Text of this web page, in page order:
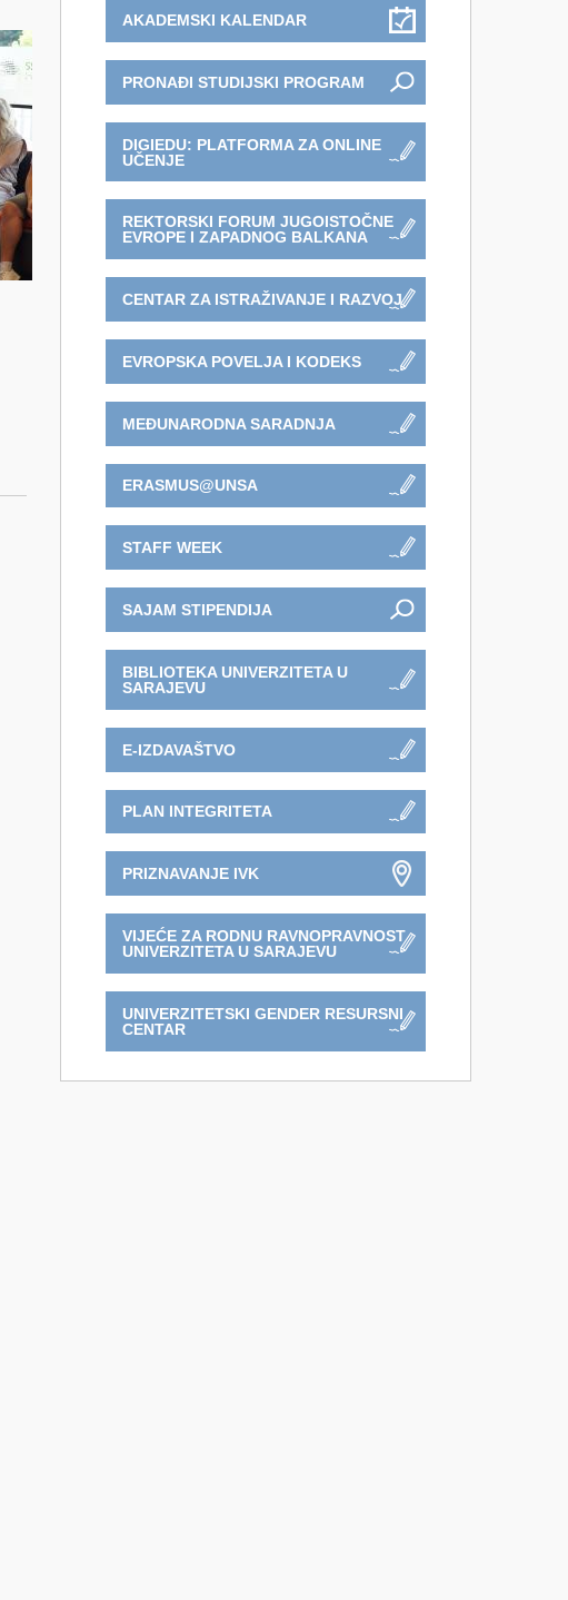
AKADEMSKI KALENDAR
PRONAĐI STUDIJSKI PROGRAM
DIGIEDU: PLATFORMA ZA ONLINE
UČENJE
REKTORSKI FORUM JUGOISTOČNE
EVROPE I ZAPADNOG BALKANA
CENTAR ZA ISTRAŽIVANJE I RAZVOJ
EVROPSKA POVELJA I KODEKS
MEĐUNARODNA SARADNJA
ERASMUS@UNSA
STAFF WEEK
SAJAM STIPENDIJA
BIBLIOTEKA UNIVERZITETA U
SARAJEVU
E-IZDAVAŠTVO
PLAN INTEGRITETA
PRIZNAVANJE IVK
VIJEĆE ZA RODNU RAVNOPRAVNOST
UNIVERZITETA U SARAJEVU
UNIVERZITETSKI GENDER RESURSNI
CENTAR